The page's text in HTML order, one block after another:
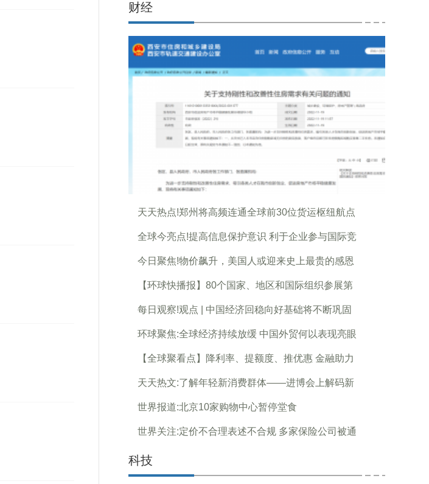
财经
天天热点!郑州将高频连通全球前30位货运枢纽航点
全球今亮点!提高信息保护意识 利于企业参与国际竞
今日聚焦!物价飙升，美国人或迎来史上最贵的感恩
【环球快播报】80个国家、地区和国际组织参展第
每日观察!观点 | 中国经济回稳向好基础将不断巩固
环球聚焦:全球经济持续放缓 中国外贸何以表现亮眼
【全球聚看点】降利率、提额度、推优惠 金融助力
天天热文:了解年轻新消费群体——进博会上解码新
世界报道:北京10家购物中心暂停堂食
世界关注:定价不合理表述不合规 多家保险公司被通
科技